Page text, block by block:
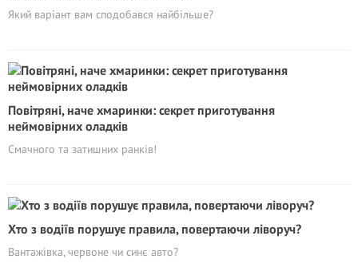
Який варіант вам сподобався найбільше?
Повітряні, наче хмаринки: секрет приготування
неймовірних оладків
Смачного та затишних ранків!
Хто з водіїв порушує правила, повертаючи ліворуч?
Вантажівка, червоне чи синє авто?